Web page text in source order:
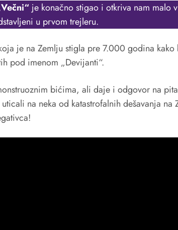
je konačno stigao i otkriva nam malo
u prvom trejleru.
je na Zemlju stigla pre 7.000 godina
pod imenom „Devijanti“.
bićima, ali daje i odgovor na
uticali na neka od katastrofalnih dešavanja